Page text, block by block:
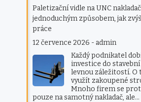
Paletizační vidle na UNC
jednoduchým způsobem, jak
práce
12 července 2026 - admin
Každý podnikatel
investice do
levnou záležitostí. O
využít zakoupené
Mnoho firem se
pouze na samotný nakladač, ale…